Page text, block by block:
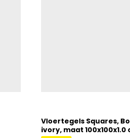
Vloertegels Squares,
ivory, maat 100x100x1.0